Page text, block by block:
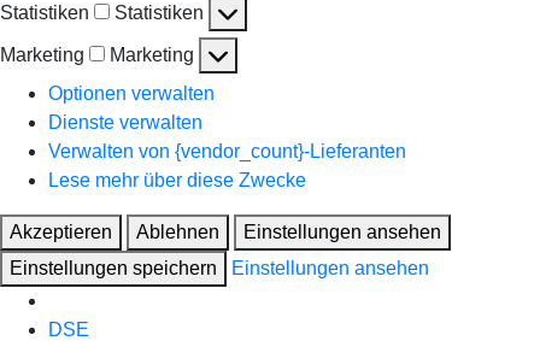
Statistiken Statistiken
Marketing
Marketing
Optionen verwalten
Dienste verwalten
Verwalten von {vendor_count}-Lieferanten
Lese mehr über diese Zwecke
Akzeptieren Ablehnen
Einstellungen ansehen
Einstellungen speichern
Einstellungen ansehen
DSE